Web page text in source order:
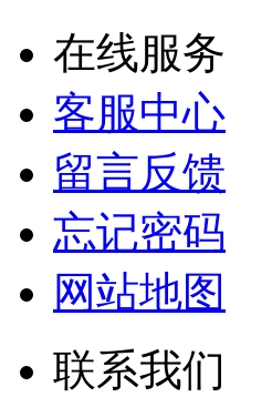
在线服务
客服中心
留言反馈
忘记密码
网站地图
联系我们